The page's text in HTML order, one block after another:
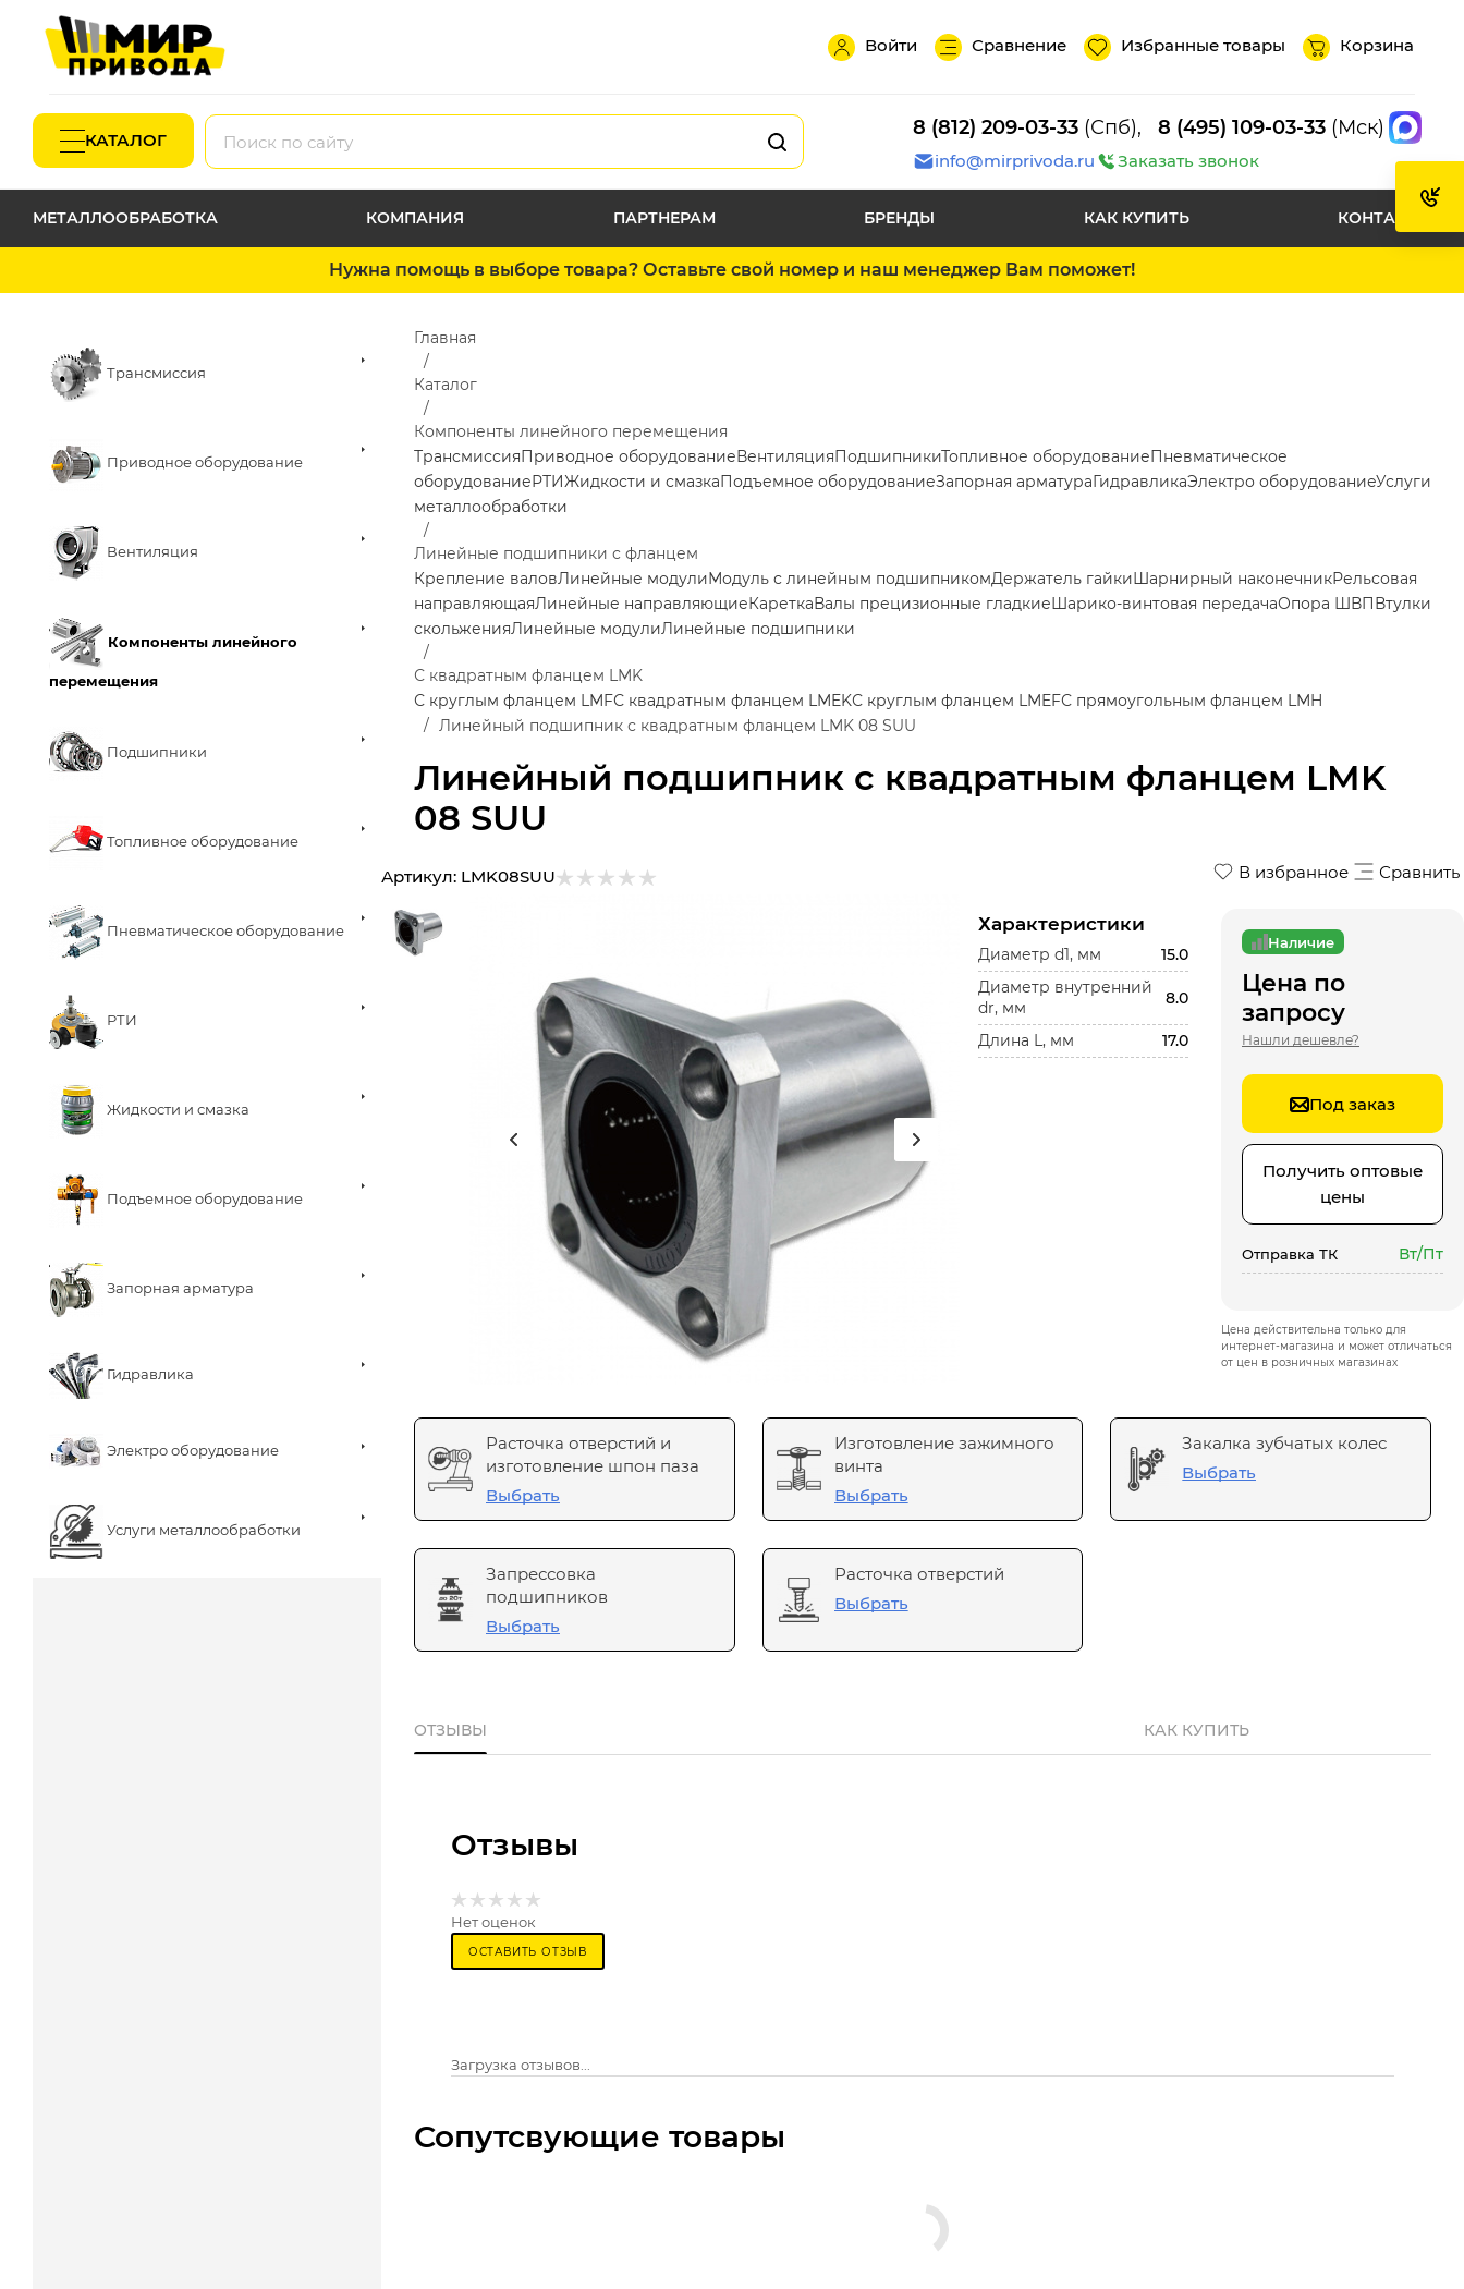
Войти Сравнение Избранные товары Корзина
КАТАЛОГ
8 (812) 209-03-33 (Спб), 8 (495) 109-03-33 (Мск)
info@mirprivoda.ru Заказать звонок
МЕТАЛЛООБРАБОТКА КОМПАНИЯ ПАРТНЕРАМ БРЕНДЫ КАК КУПИТЬ КОНТАКТЫ
Нужна помощь в выборе товара? Оставьте свой номер и наш менеджер Вам поможет!
Трансмиссия
Приводное оборудование
Вентиляция
Компоненты линейного
перемещения
Подшипники
Топливное оборудование
Пневматическое оборудование
РТИ
Жидкости и смазка
Подъемное оборудование
Запорная арматура
Гидравлика
Электро оборудование
Услуги металлообработки
Линейный подшипник с квадратным фланцем LMK
08 SUU
Главная
Каталог
Компоненты линейного перемещения
ТрансмиссияПриводное оборудованиеВентиляцияПодшипникиТопливное оборудованиеПневматическое
оборудованиеРТИЖидкости и смазкаПодъемное оборудованиеЗапорная арматураГидравликаЭлектро оборудованиеУслуги
металлообработки
Линейные подшипники с фланцем
Крепление валовЛинейные модулиМодуль с линейным подшипникомДержатель гайкиШарнирный наконечникРельсовая
направляющаяЛинейные направляющиеКареткаВалы прецизионные гладкиеШарико-винтовая передачаОпора ШВПВтулки
скольженияЛинейные модулиЛинейные подшипники
С квадратным фланцем LMK
С круглым фланцем LMFС квадратным фланцем LMEKС круглым фланцем LMEFС прямоугольным фланцем LMH
Линейный подшипник с квадратным фланцем LMK 08 SUU
В избранное Сравнить
Артикул: LMK08SUU
Характеристики
Диаметр d1, мм
15.0
Диаметр внутренний
dr, мм
8.0
Длина L, мм 17.0
Наличие
Цена по
запросу
Нашли дешевле?
Под заказ
Получить оптовые
цены
Отправка ТК Вт/Пт
Цена действительна только для
интернет-магазина и может отличаться
от цен в розничных магазинах
Расточка отверстий и
изготовление шпон паза
Выбрать
Изготовление зажимного
винта
Выбрать
Закалка зубчатых колес
Выбрать
Запрессовка
подшипников
Выбрать
Расточка отверстий
Выбрать
ОТЗЫВЫ КАК КУПИТЬ
Отзывы
Нет оценок
ОСТАВИТЬ ОТЗЫВ
Загрузка отзывов...
Сопутсвующие товары